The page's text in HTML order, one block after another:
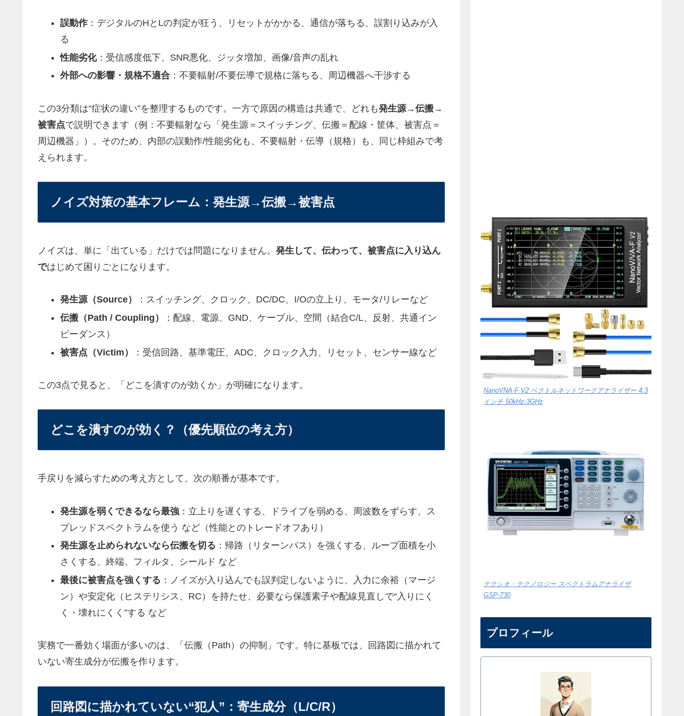
誤動作：デジタルのHとLの判定が狂う、リセットがかかる、通信が落ちる、誤割り込みが入
る
性能劣化：受信感度低下、SNR悪化、ジッタ増加、画像/音声の乱れ
外部への影響・規格不適合：不要輻射/不要伝導で規格に落ちる、周辺機器へ干渉する
この3分類は“症状の違い”を整理するものです。一方で原因の構造は共通で、どれも発生源→伝搬→
被害点で説明できます（例：不要輻射なら「発生源＝スイッチング、伝搬＝配線・筐体、被害点＝
周辺機器」）。そのため、内部の誤動作/性能劣化も、不要輻射・伝導（規格）も、同じ枠組みで考
えられます。
ノイズ対策の基本フレーム：発生源→伝搬→被害点
ノイズは、単に「出ている」だけでは問題になりません。 発生して、伝わって、被害点に入り込ん
ではじめて困りごとになります。
発生源（Source）
：スイッチング、クロック、DC/DC、I/Oの立上り、モータ/リレーなど
伝搬（Path / Coupling）
：配線、電源、GND、ケーブル、空間（結合C/L、反射、共通イン
ピーダンス）
被害点（Victim）
：受信回路、基準電圧、ADC、クロック入力、リセット、センサー線など
この3点で見ると、「どこを潰すのが効くか」が明確になります。
どこを潰すのが効く？（優先順位の考え方）
手戻りを減らすための考え方として、次の順番が基本です。
発生源を弱くできるなら最強：立上りを遅くする、ドライブを弱める、周波数をずらす、ス
プレッドスペクトラムを使う など（性能とのトレードオフあり）
発生源を止められないなら伝搬を切る ：帰路（リターンパス）を強くする、ループ面積を小
さくする、終端、フィルタ、シールド など
最後に被害点を強くする ：ノイズが入り込んでも誤判定しないように、入力に余裕（マージ
ン）や安定化（ヒステリシス、RC）を持たせ、必要なら保護素子や配線見直しで“入りにく
く・壊れにくく”する など
実務で一番効く場面が多いのは、「伝搬（Path）の抑制」です。特に基板では、回路図に描かれて
いない寄生成分が伝搬を作ります。
回路図に描かれていない“犯人”：寄生成分（L/C/R）
NanoVNA-F V2 ベクトルネットワークアナライザー 4.3
インチ 50kHz-3GHz
テクシオ・テクノロジー スペクトラムアナライザ
GSP-730
プロフィール